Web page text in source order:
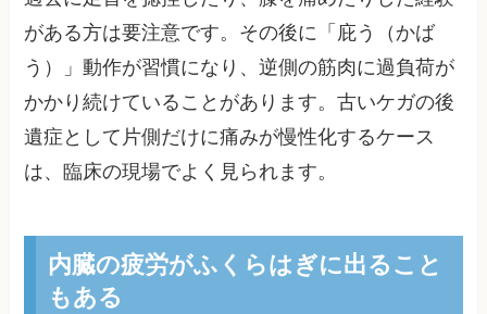
がある方は要注意です。その後に「庇う（かば
う）」動作が習慣になり、逆側の筋肉に過負荷が
かかり続けていることがあります。古いケガの後
遺症として片側だけに痛みが慢性化するケース
は、臨床の現場でよく見られます。
内臓の疲労がふくらはぎに出ること
もある